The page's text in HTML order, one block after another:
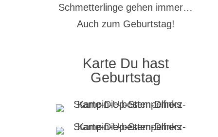
Schmetterlinge gehen immer…
Auch zum Geburtstag!
Karte Du hast
Geburtstag